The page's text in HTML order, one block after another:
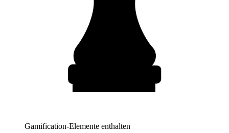
Gamification-Elemente enthalten